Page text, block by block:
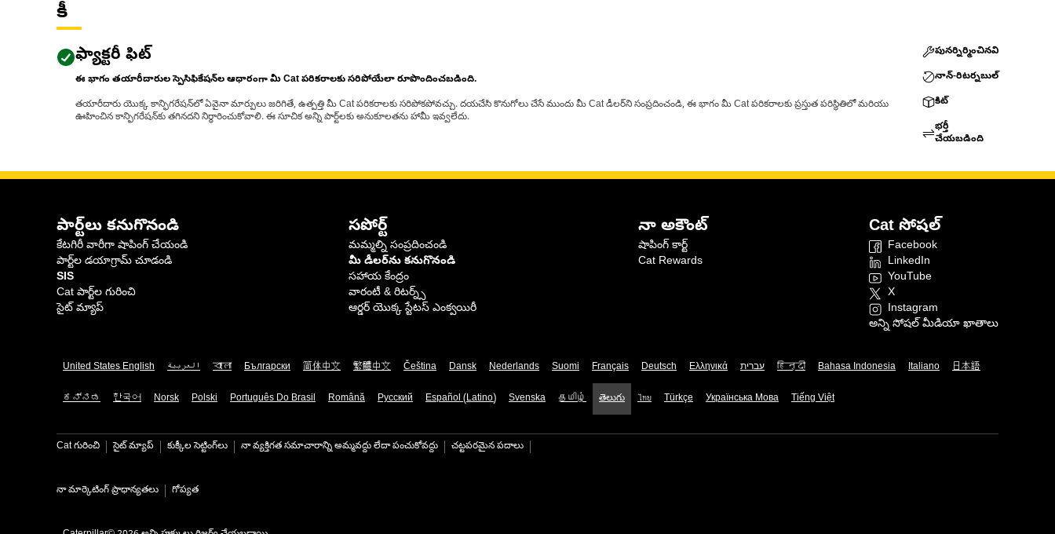
కీ
ఫ్యాక్టరీ ఫిట్
ఈ భాగం తయారీదారుల స్పెసిఫికేషన్‌ల ఆధారంగా మీ Cat పరికరాలకు సరిపోయేలా రూపొందించబడింది.
తయారీదారు యొక్క కాన్ఫిగరేషన్‌లో ఏవైనా మార్పులు జరిగితే, ఉత్పత్తి మీ Cat పరికరాలకు సరిపోకపోవచ్చు. దయచేసి కొనుగోలు చేసే ముందు మీ Cat డీలర్‌ని సంప్రదించండి, ఈ భాగం మీ Cat పరికరాలకు ప్రస్తుత పరిస్థితిలో మరియు
ఊహించిన కాన్ఫిగరేషన్‌కు తగినదని నిర్ధారించుకోవాలి. ఈ సూచిక అన్ని పార్ట్‌లకు అనుకూలతను హామీ ఇవ్వలేదు.
పునర్నిర్మించినవి
నాన్-రిటర్నబుల్
కిట్
భర్తీ
చేయబడింది
పార్ట్‌లు కనుగొనండి
కేటగిరీ వారీగా షాపింగ్ చేయండి
పార్ట్‌ల డయాగ్రామ్ చూడండి
SIS
Cat పార్ట్‌ల గురించి
సైట్ మ్యాప్
సపోర్ట్
మమ్మల్ని సంప్రదించండి
మీ డీలర్‌ను కనుగొనండి
సహాయ కేంద్రం
వారంటీ & రిటర్న్స్
ఆర్డర్ యొక్క స్టేటస్ ఎంక్వయిరీ
నా అకౌంట్
షాపింగ్ కార్ట్
Cat Rewards
Cat సోషల్
Facebook
LinkedIn
YouTube
X
Instagram
అన్ని సోషల్ మీడియా ఖాతాలు
United States English العربية বাংলা Български 简体中文 繁體中文 Čeština Dansk Nederlands Suomi Français Deutsch Ελληνικά עברית हिन्दी Bahasa Indonesia Italiano 日本語
ಕನ್ನಡ 한국어 Norsk Polski Português Do Brasil Română Русский Español (Latino) Svenska தமிழ் తెలుగు ไทย Türkçe Українська Мова Tiếng Việt
Cat గురించి సైట్ మ్యాప్ కుక్కీల సెట్టింగ్‌లు నా వ్యక్తిగత సమాచారాన్ని అమ్మవద్దు లేదా పంచుకోవద్దు చట్టపరమైన పదాలు
నా మార్కెటింగ్ ప్రాధాన్యతలు గోప్యత